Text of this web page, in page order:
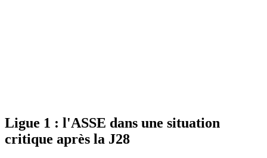
Ligue 1 : l'ASSE dans une situation
critique après la J28